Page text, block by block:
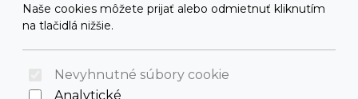
Naše cookies môžete prijať alebo odmietnuť kliknutím
na tlačidlá nižšie.
Nevyhnutné súbory cookie
Analytické
Zásady používania cookies
© 2026 Arrabella s.r.o., mayabella s.r.o., Všetky práva
vyhradené.